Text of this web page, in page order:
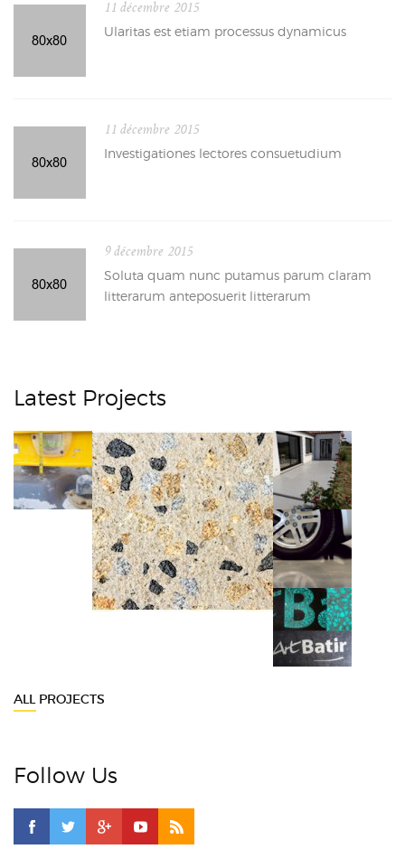
11 décembre 2015
Ularitas est etiam processus dynamicus
11 décembre 2015
Investigationes lectores consuetudium
9 décembre 2015
Soluta quam nunc putamus parum claram
litterarum anteposuerit litterarum
Latest Projects
ALL PROJECTS
Follow Us